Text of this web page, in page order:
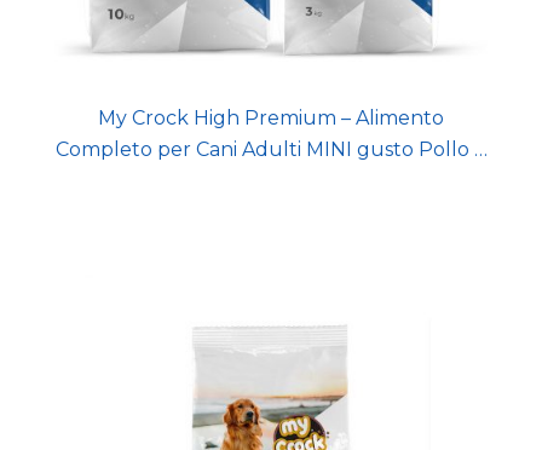
My Crock High Premium – Alimento
Completo per Cani Adulti MINI gusto Pollo e